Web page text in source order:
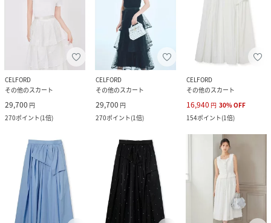
CELFORD
その他のスカート
29,700 円
270ポイント(1倍)
CELFORD
その他のスカート
29,700 円
270ポイント(1倍)
CELFORD
その他のスカート
16,940 円 30%OFF
154ポイント(1倍)